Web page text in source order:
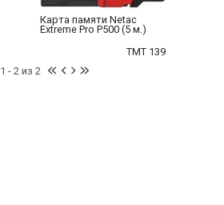
Карта памяти Netac
Extreme Pro P500 (5 м.)
TMT 139
1 - 2 из 2